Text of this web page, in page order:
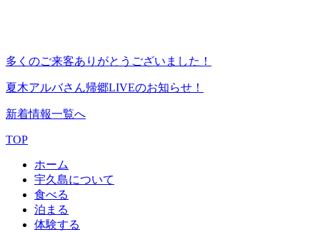
多くのご来客ありがとうございました！
夏木アルバさん帰郷LIVEのお知らせ！
新着情報一覧へ
TOP
ホーム
宇久島について
食べる
泊まる
体験する